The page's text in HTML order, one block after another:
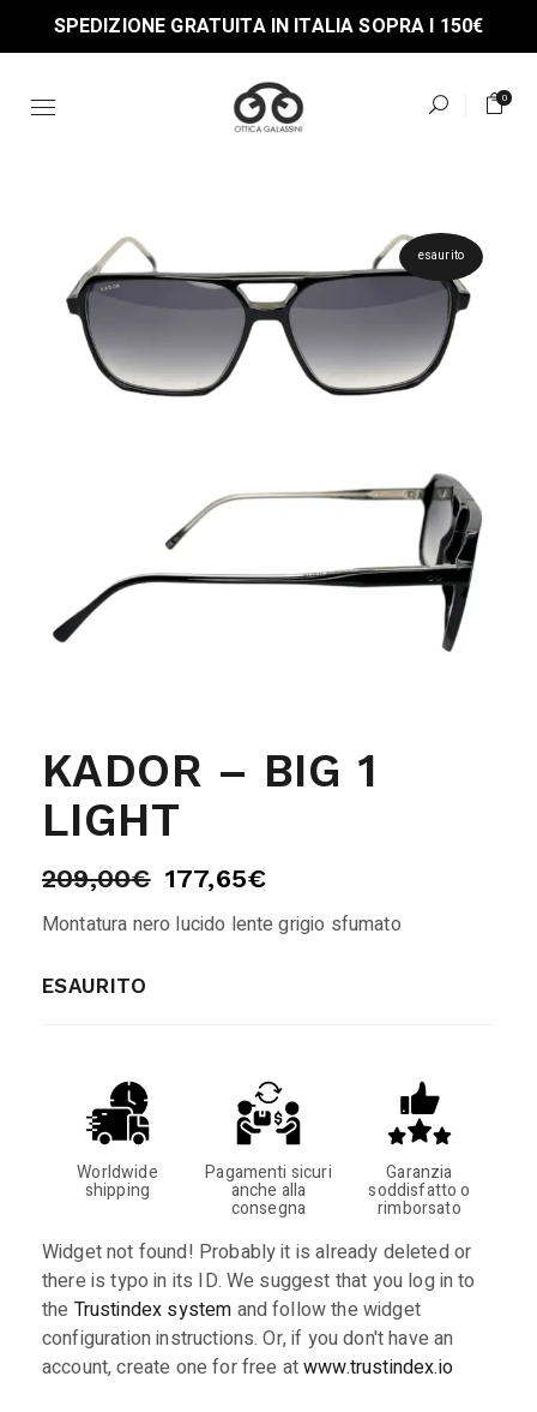
the
SPEDIZIONE GRATUITA IN ITALIA SOPRA I 150€
0
esaurito
KADOR – BIG 1
LIGHT
209,00€ 177,65€
Montatura nero lucido lente grigio sfumato
ESAURITO
Worldwide
shipping
Pagamenti sicuri
anche alla
consegna
Garanzia
soddisfatto o
rimborsato
Widget not found! Probably it is already deleted or
there is typo in its ID. We suggest that you log in to
the Trustindex system and follow the widget
configuration instructions. Or, if you don't have an
account, create one for free atwww.trustindex.io